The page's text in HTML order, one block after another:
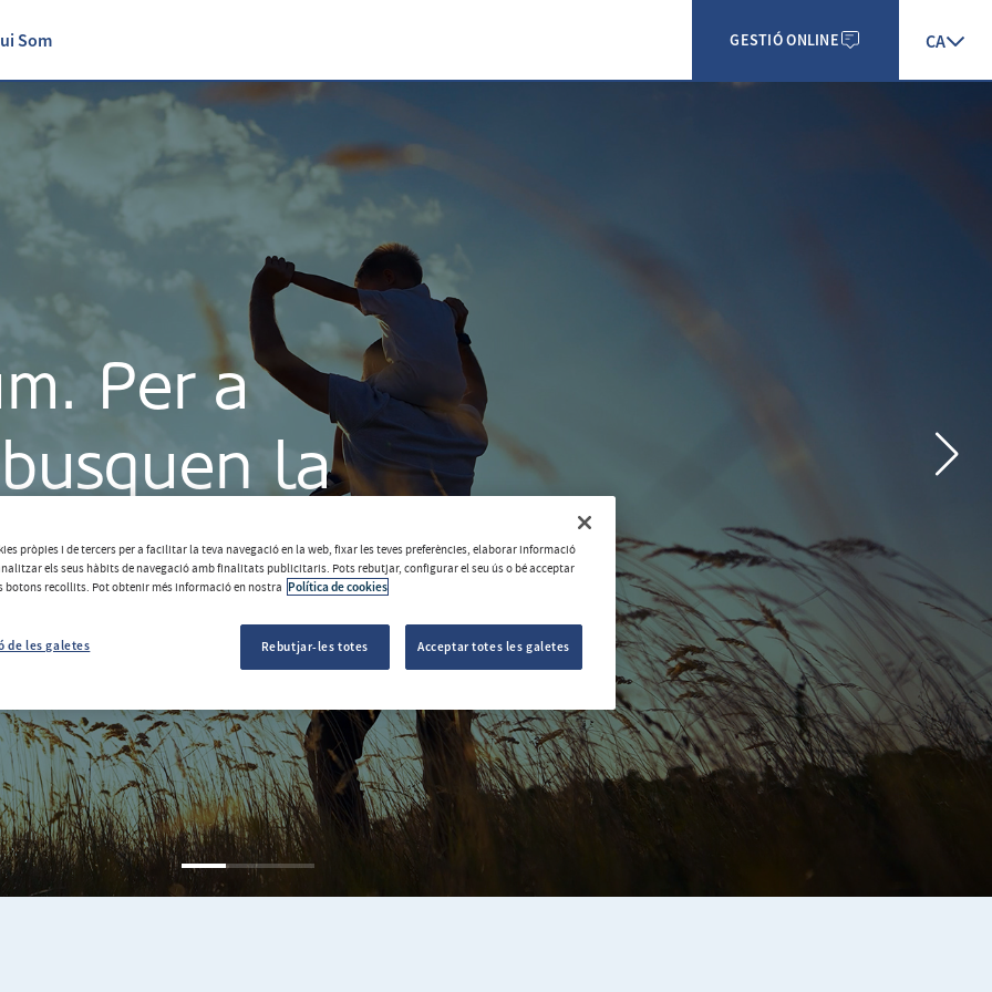
Som GESTIÓ ONLINE CA
Per a
la
i avançada.
pròpies i de tercers per a facilitar la teva navegació en la web, fixar les teves preferències, elaborar informació
els seus hàbits de navegació amb finalitats publicitaris. Pots rebutjar, configurar el seu ús o bé acceptar
botons recollits. Pot obtenir més informació en nostra Política de cookies
de les galetes Rebutjar-les totes Acceptar totes les galetes